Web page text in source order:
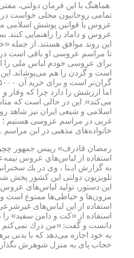
هماهنگ با این فرمان دولتی،
تمامی روحانیون محلی خواست
عروس با قوانین پوشش اسلامی
عروس و داماد را راهنمایی كنند.
تا مراسم عروسی او باقی است
برای عروسی خودم لباس ملی را
است و گردن را هم می‌پوشاند. این
اما ارزشش را دارد چرا كه
می‌كند». این در حالی است که
اسلامی و شیعی ایران نیز شاهد
غربی در مراسم عروسی هستیم ؛
خانواده‌های مذهبی در این
رمضان قادرف» رييس جمهور
استفاده از لباس‌هاي عروس
به گزارش ابـنا ، وی در یك
تلویزیون دولتی این كشور پخش
این دستور، تولید لباس‌های
مزون‌ها و خیاطی‌ها ممنوع است و
استفاده از این لباس‌های
استفاده از «كت و دامن سفید» را
دانست و گفت: «من درك
به خود اجازه می‌دهد كه با بدنی
حجاب پای به منزل شوهرش